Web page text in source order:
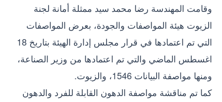
وقامت المهندسة رضا محمد سيد ممثلة أمانة لجنة
الزيوت هيئة المواصفات والجودة، بعرض المواصفات
التي تم اعتمادها في قرار مجلس إدارة الهيئة بتاريخ 18
اغسطس الماضي والتي تم اعتمادها من وزير الصناعة،
ومنها مواصفة البيانات 1546، والزيوت.
كما تم مناقشة مواصفة الدهون القابلة للفرد والدهون